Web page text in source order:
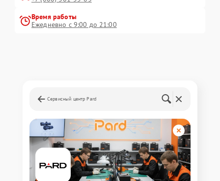
Время работы
Ежедневно с 9:00 до 21:00
Сервисный центр Pard